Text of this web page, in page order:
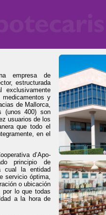
empresa de
estructurada
exclusivamente
y
de Mallorca,
(unos 400) son
usuarios de los
que todo el
en el
d’Apo­
principio de
cual la entidad
servicio óptima,
o ubicación
por lo que todas
a la hora de